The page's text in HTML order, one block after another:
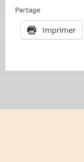
Partage
Imprimer